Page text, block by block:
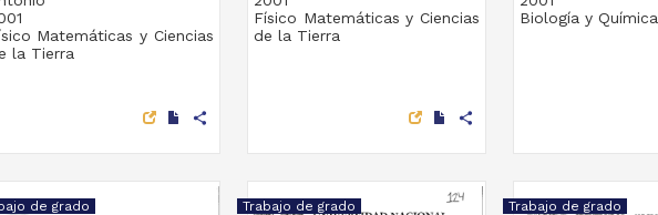
Matemáticas y Ciencias
la Tierra
share
Físico Matemáticas y Ciencias
de la Tierra
share
Biología y Química
de grado Trabajo de grado Trabajo de grado